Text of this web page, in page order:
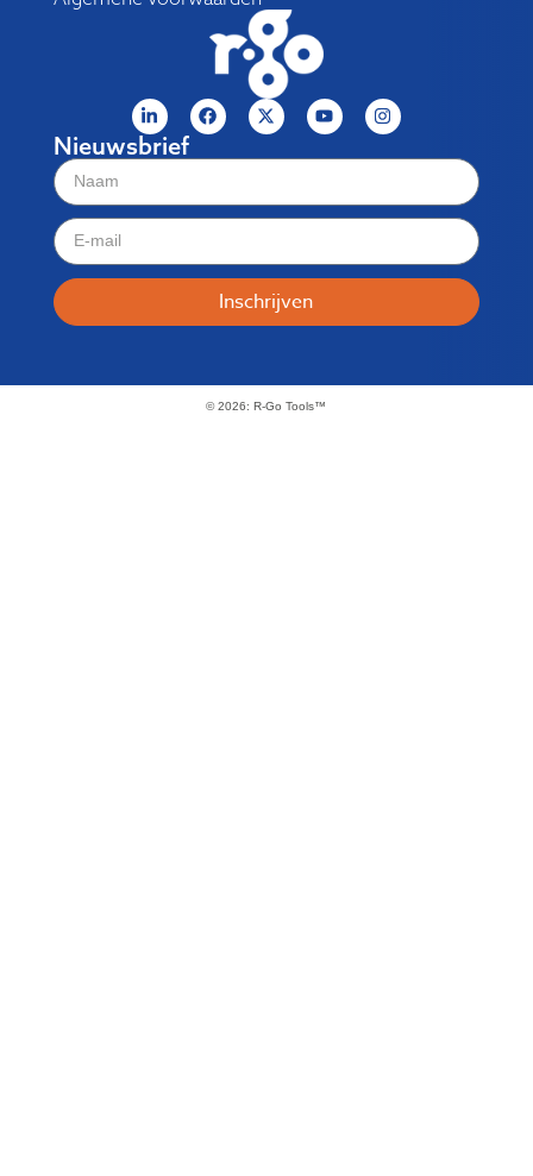
Nieuwsbrief
Inschrijven
© 2026: R-Go Tools™